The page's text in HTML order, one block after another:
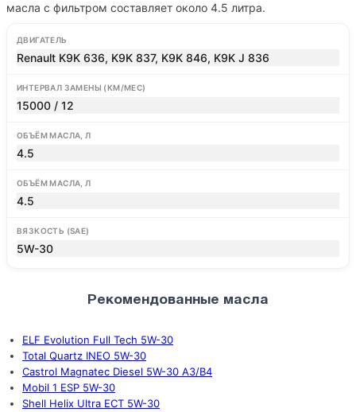
масла с фильтром составляет около 4.5 литра.
ДВИГАТЕЛЬ
Renault K9K 636, K9K 837, K9K 846, K9K J 836
ИНТЕРВАЛ ЗАМЕНЫ (КМ/МЕС)
15000 / 12
ОБЪЁМ МАСЛА, Л
4.5
ОБЪЁМ МАСЛА, Л
4.5
ВЯЗКОСТЬ (SAE)
5W-30
Рекомендованные масла
ELF Evolution Full Tech 5W-30
Total Quartz INEO 5W-30
Castrol Magnatec Diesel 5W-30 A3/B4
Mobil 1 ESP 5W-30
Shell Helix Ultra ECT 5W-30